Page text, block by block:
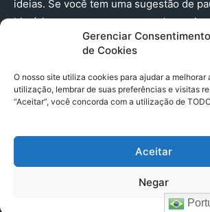
Gerenciar Consentimento
de Cookies
O nosso site utiliza cookies para ajudar a melhorar
utilização, lembrar de suas preferências e visitas
“Aceitar”, você concorda com a utilização de
Aceitar
Negar
ideias. Se você tem uma sugestão de
história que merece ser contada,
(91) 98224 - 3111
© 2025 A Província do Pará CNPJ:
Trav. Quintino Bocaiuva 2301, Ed. Rogério
2701- Cremação – CEP